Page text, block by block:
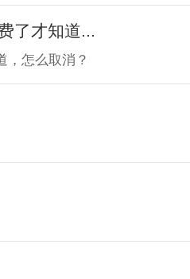
了才知道...
，怎么取消？